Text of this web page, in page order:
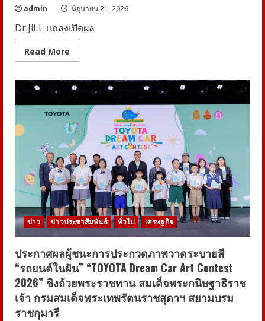
admin มิถุนายน 21, 2026
Dr.JiLL แถลงเปิดผล
Read More
more
แถลง
เปิด
ผล
การ
ตรวจ
JILS
Protein
โชว์
ความ
โปร่งใส
6
รสชาติ
ผ่าน
เกณฑ์
อย.
ย้ำ
แนวคิด
“โปรตีน
คุณ
ตรวจ
สอบ
ได้”
พร้อม
เซฟ
ใจ
ข่าว ข่าวประชาสัมพันธ์ ทั่วไป เศรษฐกิจ
ประกาศผลผู้ชนะการประกวดภาพวาดระบายสี
“รถยนต์ในฝัน” “TOYOTA Dream Car Art Contest
2026” ชิงถ้วยพระราชทาน สมเด็จพระกนิษฐาธิราช
เจ้า กรมสมเด็จพระเทพรัตนราชสุดาฯ สยามบรม
ราชกุมารี